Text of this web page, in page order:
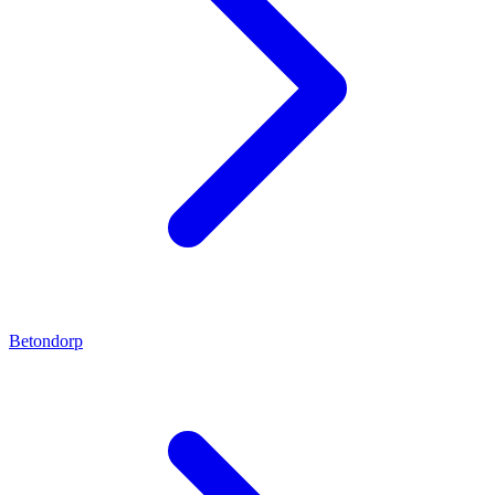
Betondorp